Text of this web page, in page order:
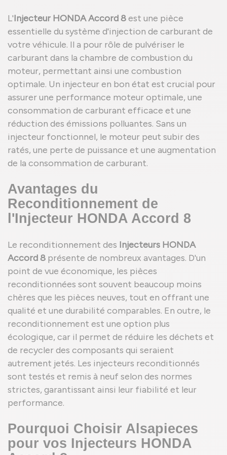
L'Injecteur HONDA Accord 8est une pièce
essentielle du système d'injection de carburant de
votre véhicule. Il a pour rôle de pulvériser le
carburant dans la chambre de combustion du
moteur, permettant ainsi une combustion
optimale. Un injecteur en bon état est crucial pour
assurer une performance moteur optimale, une
consommation de carburant efficace et une
réduction des émissions polluantes. Sans un
injecteur fonctionnel, le moteur peut subir des
ratés, une perte de puissance et une augmentation
de la consommation de carburant.
Avantages du
Reconditionnement de
l'Injecteur HONDA Accord 8
Le reconditionnement des Injecteurs HONDA
Accord 8 présente de nombreux avantages. D'un
point de vue économique, les pièces
reconditionnées sont souvent beaucoup moins
chères que les pièces neuves, tout en offrant une
qualité et une durabilité comparables. En outre, le
reconditionnement est une option plus
écologique, car il permet de réduire les déchets et
de recycler des composants qui seraient
autrement jetés. Les injecteurs reconditionnés
sont testés et remis à neuf selon des normes
strictes, garantissant ainsi leur fiabilité et leur
performance.
Pourquoi Choisir Alsapieces
pour vos Injecteurs HONDA